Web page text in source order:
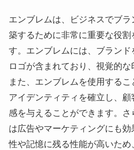
エンブレムは、ビジネスでブ
築するために非常に重要な役割
す。エンブレムには、ブランド
ロゴが含まれており、視覚的な
また、エンブレムを使用する
アイデンティティを確立し、
感を与えることができます。
は広告やマーケティングにも
性や記憶に残る性能が高いため